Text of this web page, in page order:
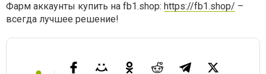
Фарм аккаунты купить на fb1.shop: https://fb1.shop/ –
всегда лучшее решение!